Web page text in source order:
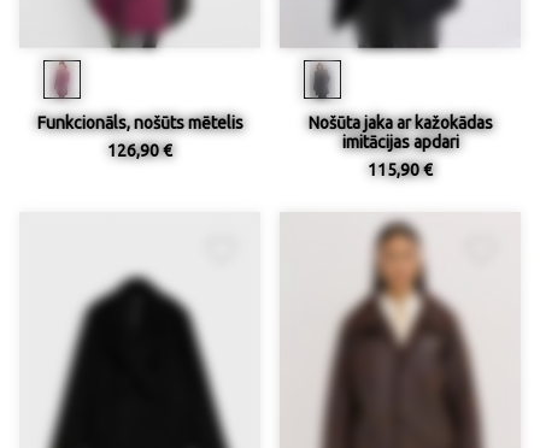
Funkcionāls, nošūts mētelis
126,90 €
Nošūta jaka ar kažokādas
imitācijas apdari
115,90 €